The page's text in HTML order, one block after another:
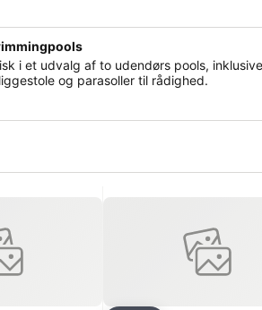
i et udvalg af to udendørs pools,
og parasoller til rådighed.